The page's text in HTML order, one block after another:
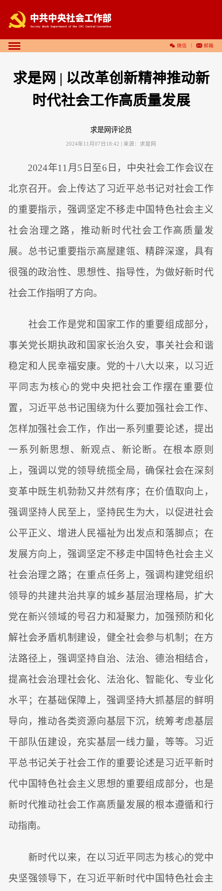
微信 邮箱
求是网 | 以改革创新精神推动新
时代社会工作高质量发展
求是网评论员
2024年11月07日18:42 | 来源： 求是网
2024年11月5日至6日，中央社会工作会议在
北京召开。会上传达了习近平总书记对社会工作
的重要指示，强调坚定不移走中国特色社会主义
社会治理之路，推动新时代社会工作高质量发
展。总书记重要指示高屋建瓴、精辟深邃，具有
很强的政治性、思想性、指导性，为做好新时代
社会工作指明了方向。
社会工作是党和国家工作的重要组成部分，
事关党长期执政和国家长治久安，事关社会和谐
稳定和人民幸福安康。党的十八大以来，以习近
平同志为核心的党中央把社会工作摆在重要位
置，习近平总书记围绕为什么要加强社会工作、
怎样加强社会工作，作出一系列重要论述，提出
一系列新思想、新观点、新论断。在根本原则
上，强调以党的领导统揽全局，确保社会在深刻
变革中既生机勃勃又井然有序；在价值取向上，
强调坚持人民至上，坚持民生为大，以促进社会
公平正义、增进人民福祉为出发点和落脚点；在
发展方向上，强调坚定不移走中国特色社会主义
社会治理之路；在重点任务上，强调构建党组织
领导的共建共治共享的城乡基层治理格局，扩大
党在新兴领域的号召力和凝聚力，加强预防和化
解社会矛盾机制建设，健全社会参与机制；在方
法路径上，强调坚持自治、法治、德治相结合，
提高社会治理社会化、法治化、智能化、专业化
水平；在基础保障上，强调坚持大抓基层的鲜明
导向，推动各类资源向基层下沉，统筹考虑基层
干部队伍建设，充实基层一线力量，等等。习近
平总书记关于社会工作的重要论述是习近平新时
代中国特色社会主义思想的重要组成部分，也是
新时代推动社会工作高质量发展的根本遵循和行
动指南。
新时代以来，在以习近平同志为核心的党中
央坚强领导下，在习近平新时代中国特色社会主